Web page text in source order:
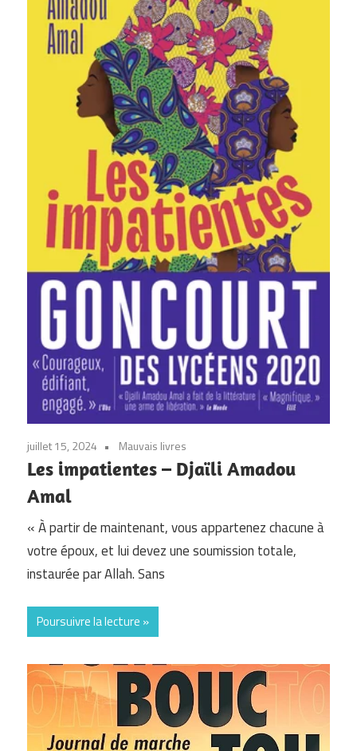
juillet 15, 2024 Mauvais livres
Les impatientes – Djaïli Amadou
Amal
« À partir de maintenant, vous appartenez chacune à
votre époux, et lui devez une soumission totale,
instaurée par Allah. Sans
Poursuivre la lecture